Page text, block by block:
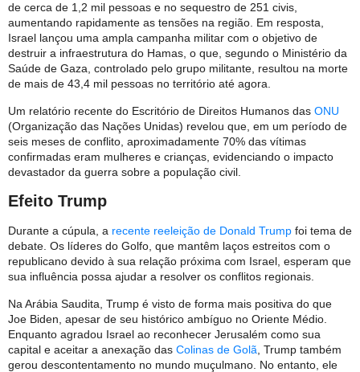
de cerca de 1,2 mil pessoas e no sequestro de 251 civis,
aumentando rapidamente as tensões na região. Em resposta,
Israel lançou uma ampla campanha militar com o objetivo de
destruir a infraestrutura do Hamas, o que, segundo o Ministério da
Saúde de Gaza, controlado pelo grupo militante, resultou na morte
de mais de 43,4 mil pessoas no território até agora.
Um relatório recente do Escritório de Direitos Humanos das ONU
(Organização das Nações Unidas) revelou que, em um período de
seis meses de conflito, aproximadamente 70% das vítimas
confirmadas eram mulheres e crianças, evidenciando o impacto
devastador da guerra sobre a população civil.
Efeito Trump
Durante a cúpula, a recente reeleição de Donald Trump foi tema de
debate. Os líderes do Golfo, que mantêm laços estreitos com o
republicano devido à sua relação próxima com Israel, esperam que
sua influência possa ajudar a resolver os conflitos regionais.
Na Arábia Saudita, Trump é visto de forma mais positiva do que
Joe Biden, apesar de seu histórico ambíguo no Oriente Médio.
Enquanto agradou Israel ao reconhecer Jerusalém como sua
capital e aceitar a anexação das Colinas de Golã , Trump também
gerou descontentamento no mundo muçulmano. No entanto, ele